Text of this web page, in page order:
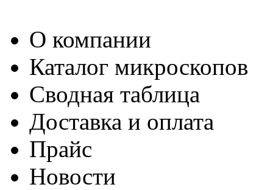
О компании
Каталог микроскопов
Сводная таблица
Доставка и оплата
Прайс
Новости